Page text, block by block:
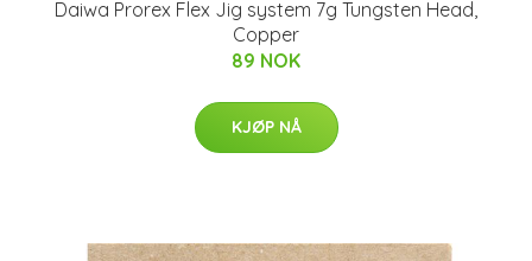
Daiwa Prorex Flex Jig system 7g Tungsten Head,
Copper
89 NOK
KJØP NÅ